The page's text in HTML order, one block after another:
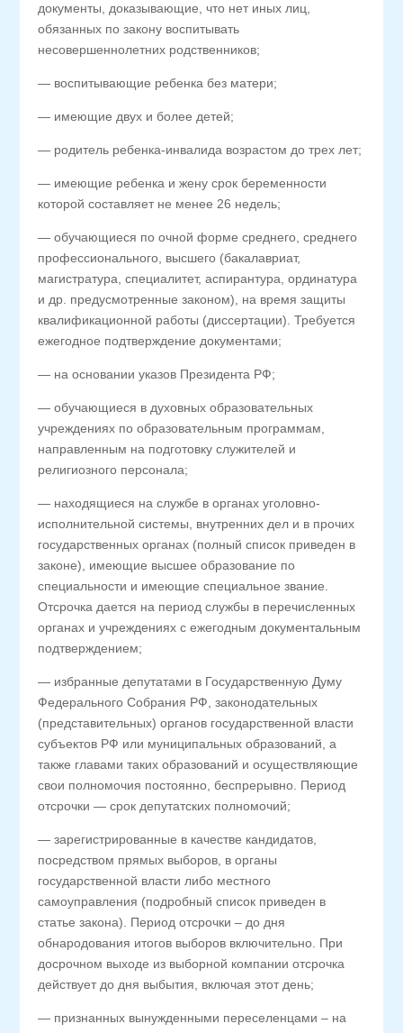
документы, доказывающие, что нет иных лиц,
обязанных по закону воспитывать
несовершеннолетних родственников;
— воспитывающие ребенка без матери;
— имеющие двух и более детей;
— родитель ребенка-инвалида возрастом до трех лет;
— имеющие ребенка и жену срок беременности
которой составляет не менее 26 недель;
— обучающиеся по очной форме среднего, среднего
профессионального, высшего (бакалавриат,
магистратура, специалитет, аспирантура, ординатура
и др. предусмотренные законом), на время защиты
квалификационной работы (диссертации). Требуется
ежегодное подтверждение документами;
— на основании указов Президента РФ;
— обучающиеся в духовных образовательных
учреждениях по образовательным программам,
направленным на подготовку служителей и
религиозного персонала;
— находящиеся на службе в органах уголовно-
исполнительной системы, внутренних дел и в прочих
государственных органах (полный список приведен в
законе), имеющие высшее образование по
специальности и имеющие специальное звание.
Отсрочка дается на период службы в перечисленных
органах и учреждениях с ежегодным документальным
подтверждением;
— избранные депутатами в Государственную Думу
Федерального Собрания РФ, законодательных
(представительных) органов государственной власти
субъектов РФ или муниципальных образований, а
также главами таких образований и осуществляющие
свои полномочия постоянно, беспрерывно. Период
отсрочки — срок депутатских полномочий;
— зарегистрированные в качестве кандидатов,
посредством прямых выборов, в органы
государственной власти либо местного
самоуправления (подробный список приведен в
статье закона). Период отсрочки – до дня
обнародования итогов выборов включительно. При
досрочном выходе из выборной компании отсрочка
действует до дня выбытия, включая этот день;
— признанных вынужденными переселенцами – на